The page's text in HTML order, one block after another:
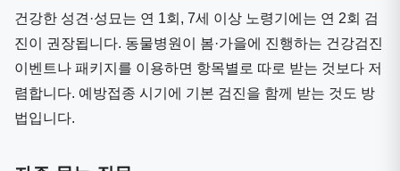
건강한 성견·성묘는 연 1회, 7세 이상 노령기에는 연 2회 검
진이 권장됩니다. 동물병원이 봄·가을에 진행하는 건강검진
이벤트나 패키지를 이용하면 항목별로 따로 받는 것보다 저
렴합니다. 예방접종 시기에 기본 검진을 함께 받는 것도 방
법입니다.